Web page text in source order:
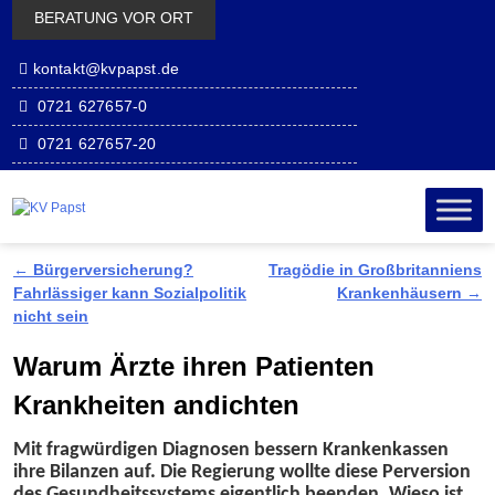
BERATUNG VOR ORT
kontakt@kvpapst.de
0721 627657-0
0721 627657-20
Zum Inhalt
wechseln
Zum
Artikelnavigation
← Bürgerversicherung?
Fahrlässiger kann Sozialpolitik
nicht sein
Tragödie in Großbritanniens
Krankenhäusern →
Warum Ärzte ihren Patienten
Krankheiten andichten
Mit fragwürdigen Diagnosen bessern Krankenkassen
ihre Bilanzen auf. Die Regierung wollte diese Perversion